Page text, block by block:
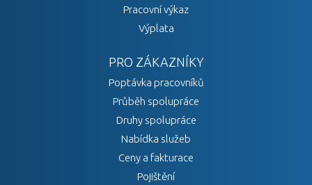
Pracovní výkaz
Výplata
PRO ZÁKAZNÍKY
Poptávka pracovníků
Průběh spolupráce
Druhy spolupráce
Nabídka služeb
Ceny a fakturace
Pojištění